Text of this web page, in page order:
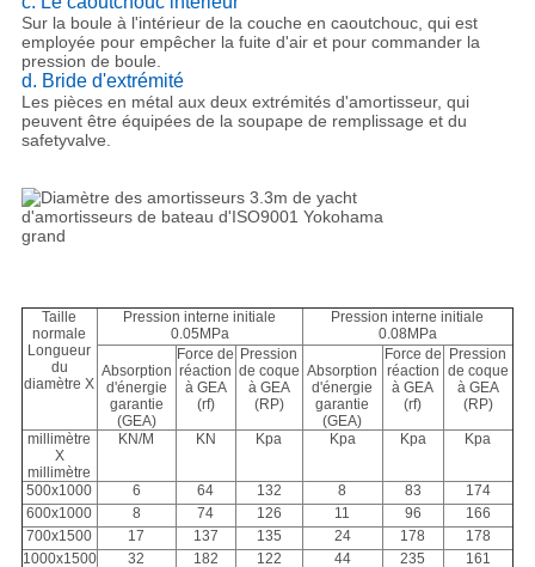
Sur la boule à l'intérieur de la couche en caoutchouc, qui est
employée pour empêcher la fuite d'air et pour commander la
pression de boule.
d. Bride d'extrémité
Les pièces en métal aux deux extrémités d'amortisseur, qui
peuvent être équipées de la soupape de remplissage et du
safetyvalve.
Taille
normale
Longueur
du
diamètre X
Pression interne initiale
0.05MPa
Pression interne initiale
0.08MPa
Absorption
d'énergie
garantie
(GEA)
Force de
réaction
à GEA
(rf)
Pression
de coque
à GEA
(RP)
Absorption
d'énergie
garantie
(GEA)
Force de
réaction
à GEA
(rf)
Pression
de coque
à GEA
(RP)
millimètre
X
millimètre
KN/M KN Kpa Kpa Kpa Kpa
500x1000 6 64 132 8 83
174
600x1000
8 74 126 11 96
166
700x1500
17 137 135 24 178
178
1000x1500
32 182 122 44 235
161